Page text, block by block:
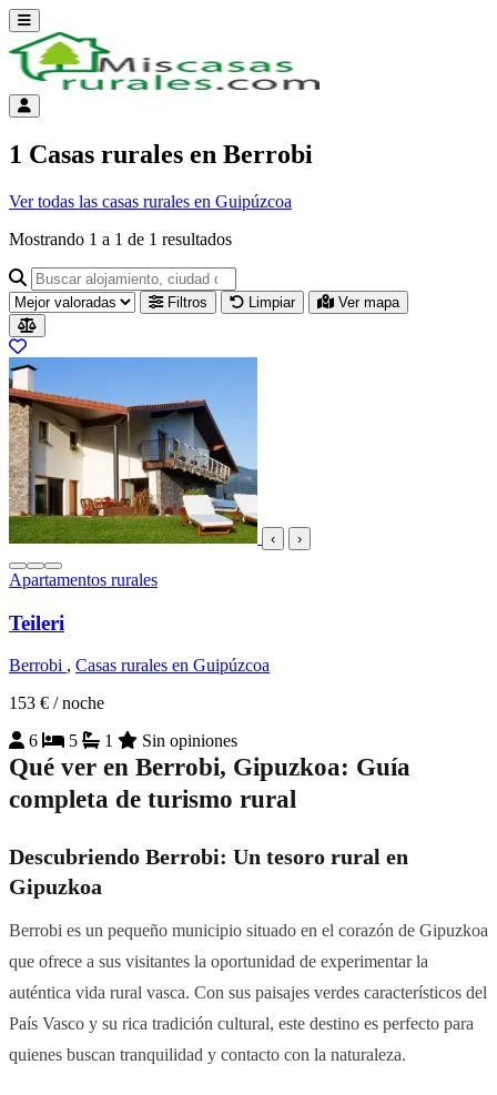
Abrir menú
Menú de cuenta
1 Casas rurales en Berrobi
Ver todas las casas rurales en Guipúzcoa
Mostrando 1 a 1 de 1 resultados
Buscar alojamiento, ciudad o provincia para ir a su página
Filtros Limpiar Ver mapa
Resultados del listado
‹ ›
Apartamentos rurales
Teileri
Berrobi , Casas rurales en Guipúzcoa
153 € / noche
6
5 1 Sin opiniones
Qué ver en Berrobi, Gipuzkoa: Guía
completa de turismo rural
Descubriendo Berrobi: Un tesoro rural en
Gipuzkoa
Berrobi es un pequeño municipio situado en el corazón de Gipuzkoa
que ofrece a sus visitantes la oportunidad de experimentar la
auténtica vida rural vasca. Con sus paisajes verdes característicos del
País Vasco y su rica tradición cultural, este destino es perfecto para
quienes buscan tranquilidad y contacto con la naturaleza.